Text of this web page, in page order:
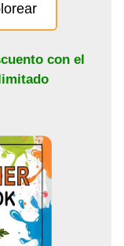
con el